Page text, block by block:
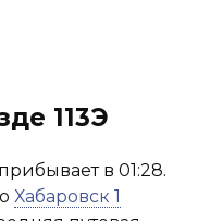
113Э
в 01:28.
Хабаровск 1